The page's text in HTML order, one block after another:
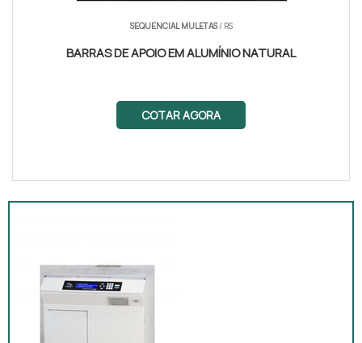
SEQUENCIAL MULETAS/ RS
BARRAS DE APOIO EM ALUMÍNIO NATURAL
COTAR AGORA